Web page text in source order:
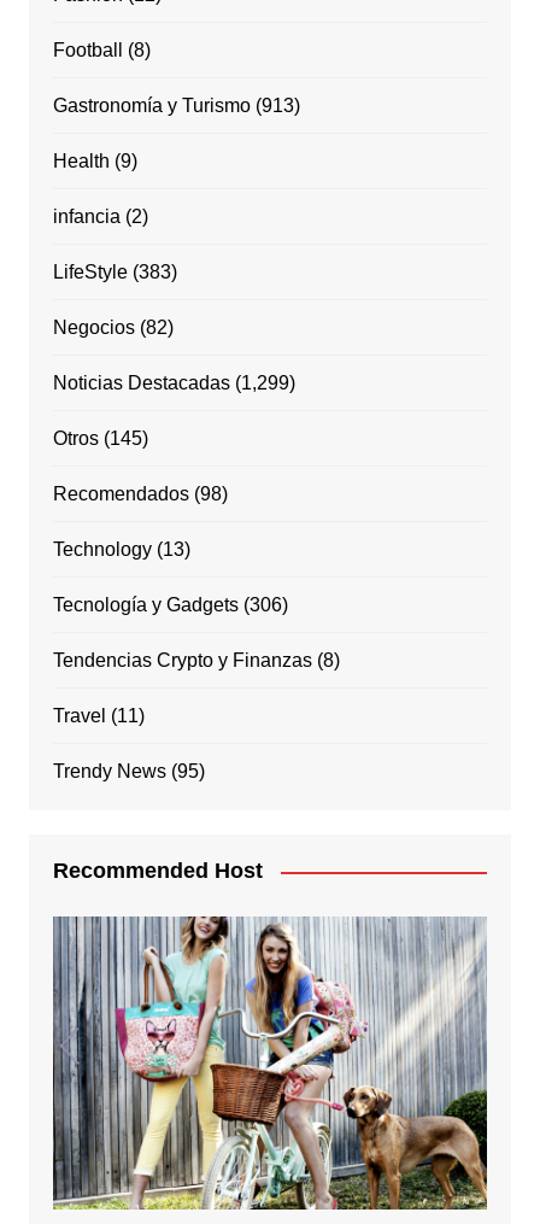
Football (8)
Gastronomía y Turismo(913)
Health (9)
infancia (2)
LifeStyle(383)
Negocios(82)
Noticias Destacadas(1,299)
Otros(145)
Recomendados(98)
Technology(13)
Tecnología y Gadgets(306)
Tendencias Crypto y Finanzas(8)
Travel (11)
Trendy News(95)
Recommended Host